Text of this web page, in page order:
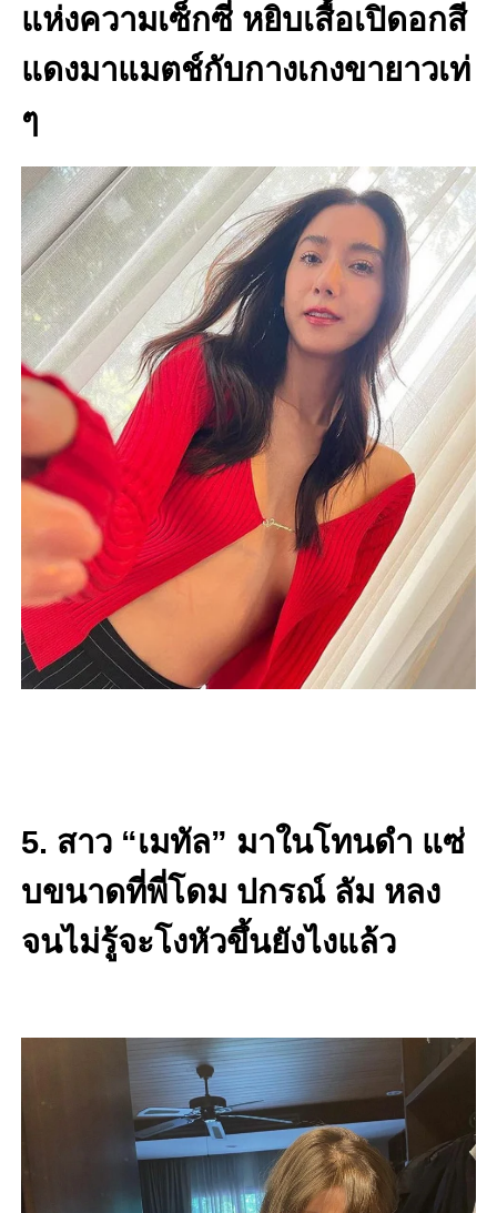
แห่งความเซ็กซี่ หยิบเสื้อเปิดอกสี
แดงมาแมตช์กับกางเกงขายาวเท่
ๆ
5. สาว “เมทัล” มาในโทนดำ แซ่
บขนาดที่พี่โดม ปกรณ์ ลัม หลง
จนไม่รู้จะโงหัวขึ้นยังไงแล้ว